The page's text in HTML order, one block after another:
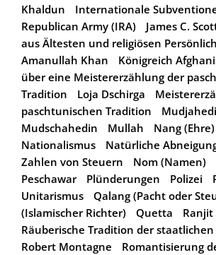
Khaldun
Internationale
Republican Army (IRA)
James C.
aus Ältesten und religiösen
Amanullah Khan
Königreich
über eine Meistererzählung der
Tradition
Loja Dschirga
paschtunischen Tradition
Mudschahedin
Mullah
Nang (Ehre)
Nationalismus
Natürliche
Zahlen von Steuern
Nom (Namen)
Peschawar
Plünderungen Polizei
Unitarismus
Qalang (Pacht oder
(Islamischer Richter)
Quetta
Ranjit
Räuberische Tradition der
Robert Montagne
Romantisierung